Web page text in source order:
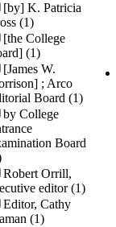
[by] K. Patricia
(1)
[the College
(1)
[James W.
; Arco
Board (1)
by College
Board
Robert Orrill,
editor(1)
Editor, Cathy
(1)